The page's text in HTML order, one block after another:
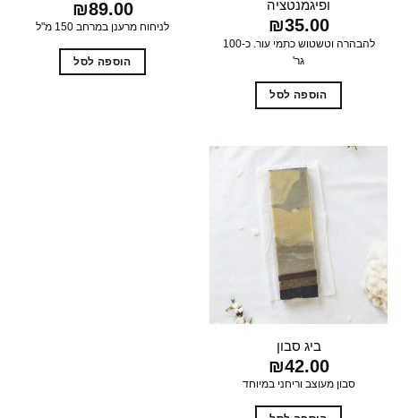
ופיגמנטציה
₪35.00
להבהרה וטשטוש כתמי עור. כ-100
גר'
הוספה לסל
₪89.00
לניחוח מרענן במרחב 150 מ"ל
הוספה לסל
ביג סבון
₪42.00
סבון מעוצב וריחני במיוחד